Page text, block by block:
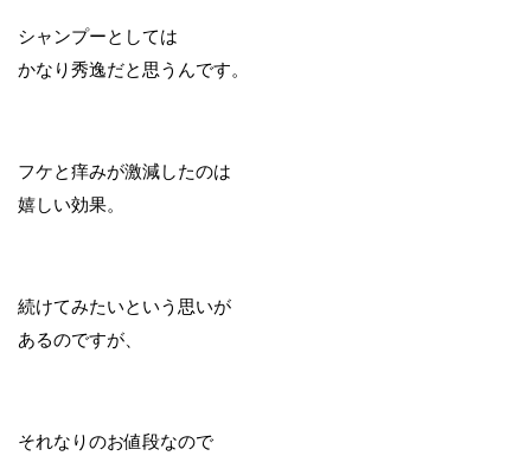
シャンプーとしては
かなり秀逸だと思うんです。
フケと痒みが激減したのは
嬉しい効果。
続けてみたいという思いが
あるのですが、
それなりのお値段なので